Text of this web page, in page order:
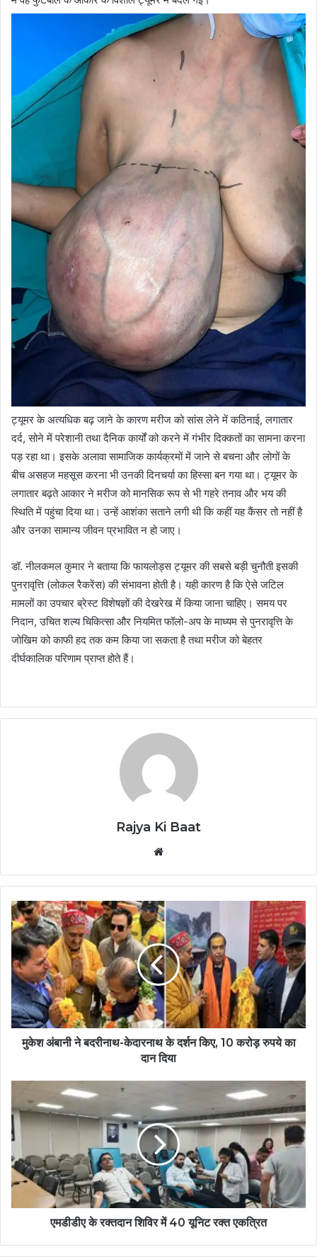
ट्यूमर के अत्यधिक बढ़ जाने के कारण मरीज को सांस लेने में कठिनाई, लगातार
दर्द, सोने में परेशानी तथा दैनिक कार्यों को करने में गंभीर दिक्कतों का सामना करना
पड़ रहा था। इसके अलावा सामाजिक कार्यक्रमों में जाने से बचना और लोगों के
बीच असहज महसूस करना भी उनकी दिनचर्या का हिस्सा बन गया था। ट्यूमर के
लगातार बढ़ते आकार ने मरीज को मानसिक रूप से भी गहरे तनाव और भय की
स्थिति में पहुंचा दिया था। उन्हें आशंका सताने लगी थी कि कहीं यह कैंसर तो नहीं है
और उनका सामान्य जीवन प्रभावित न हो जाए।
डॉ. नीलकमल कुमार ने बताया कि फायलोड्स ट्यूमर की सबसे बड़ी चुनौती इसकी
पुनरावृत्ति (लोकल रैकरेंस) की संभावना होती है। यही कारण है कि ऐसे जटिल
मामलों का उपचार ब्रेस्ट विशेषज्ञों की देखरेख में किया जाना चाहिए। समय पर
निदान, उचित शल्य चिकित्सा और नियमित फॉलो-अप के माध्यम से पुनरावृत्ति के
जोखिम को काफी हद तक कम किया जा सकता है तथा मरीज को बेहतर
दीर्घकालिक परिणाम प्राप्त होते हैं।
Rajya Ki Baat
मुकेश अंबानी ने बदरीनाथ-केदारनाथ के दर्शन किए, 10 करोड़ रुपये का
दान दिया
एमडीडीए के रक्तदान शिविर में 40 यूनिट रक्त एकत्रित